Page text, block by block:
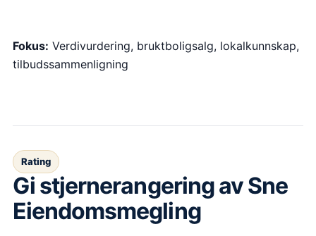
Fokus: Verdivurdering, bruktboligsalg, lokalkunnskap,
tilbudssammenligning
Rating
Gi stjernerangering avSne
Eiendomsmegling